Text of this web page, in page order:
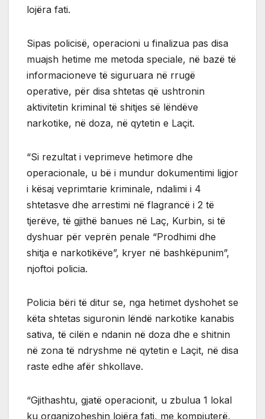
lojëra fati.
Sipas policisë, operacioni u finalizua pas disa
muajsh hetime me metoda speciale, në bazë të
informacioneve të siguruara në rrugë
operative, për disa shtetas që ushtronin
aktivitetin kriminal të shitjes së lëndëve
narkotike, në doza, në qytetin e Laçit.
“Si rezultat i veprimeve hetimore dhe
operacionale, u bë i mundur dokumentimi ligjor
i kësaj veprimtarie kriminale, ndalimi i 4
shtetasve dhe arrestimi në flagrancë i 2 të
tjerëve, të gjithë banues në Laç, Kurbin, si të
dyshuar për veprën penale “Prodhimi dhe
shitja e narkotikëve”, kryer në bashkëpunim”,
njoftoi policia.
Policia bëri të ditur se, nga hetimet dyshohet se
këta shtetas siguronin lëndë narkotike kanabis
sativa, të cilën e ndanin në doza dhe e shitnin
në zona të ndryshme në qytetin e Laçit, në disa
raste edhe afër shkollave.
“Gjithashtu, gjatë operacionit, u zbulua 1 lokal
ku organizoheshin lojëra fati, me kompjuterë,